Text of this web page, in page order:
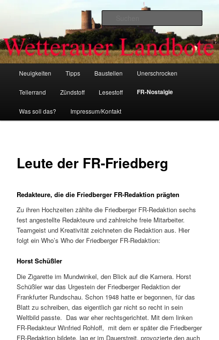
springenWetterauer-Landbote
Neuigkeiten Tipps Baustellen Unerschrocken
Tellerrand Zündstoff Lesestoff FR-Nostalgie
Was soll das? Impressum/Kontakt
Leute der FR-Friedberg
Redakteure, die die Friedberger FR-Redaktion prägten
Zu ihren Hochzeiten zählte die Friedberger FR-Redaktion sechs
fest angestellte Redakteure und zahlreiche freie Mitarbeiter.
Teamgeist und Kreativität zeichneten die Redaktion aus. Hier
folgt ein Who’s Who der Friedberger FR-Redaktion:
Horst Schüßler
Die Zigarette im Mundwinkel, den Blick auf die Kamera. Horst
Schüßler war das Urgestein der Friedberger Redaktion der
Frankfurter Rundschau. Schon 1948 hatte er begonnen, für das
Blatt zu schreiben, das eigentlich gar nicht so recht in sein
Weltbild passte. Das war eher rechtsgerichtet. Mit dem linken
FR-Redakteur Winfried Rohloff, mit dem er später die Friedberger
FR-Redaktion bildete, lag er im Dauerstreit, provozierte den auch